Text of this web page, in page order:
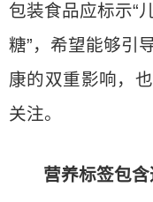
包装食品应标示“
糖”，希望能够引
康的双重影响，
关注。
营养标签包